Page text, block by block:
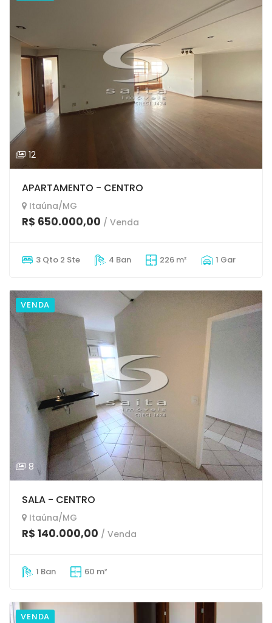
12
APARTAMENTO - CENTRO
Itaúna/MG
R$ 650.000,00 / Venda
3 Qto 2 Ste 4 Ban 226 m² 1 Gar
VENDA
8
SALA - CENTRO
Itaúna/MG
R$ 140.000,00 / Venda
1 Ban 60 m²
VENDA